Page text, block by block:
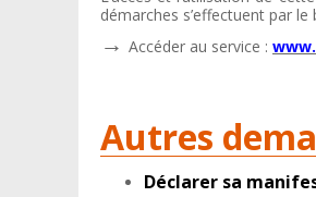
démarches s’effectuent par
→ Accéder au service :
Autres
Déclarer sa